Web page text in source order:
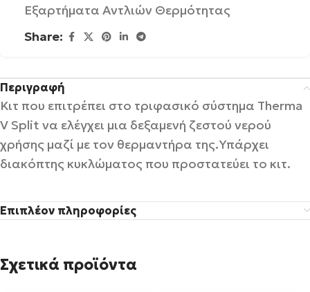
Εξαρτήματα Αντλιών Θερμότητας
Share:
Περιγραφή
Κιτ που επιτρέπει στο τριφασικό σύστημα Therma
V Split να ελέγχει μια δεξαμενή ζεστού νερού
χρήσης μαζί με τον θερμαντήρα της.Υπάρχει
διακόπτης κυκλώματος που προστατεύει το κιτ.
Επιπλέον πληροφορίες
Σχετικά προϊόντα